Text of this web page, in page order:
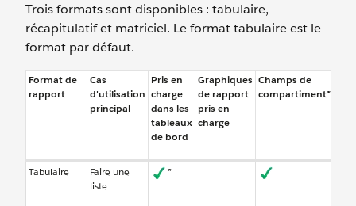
Trois formats sont disponibles : tabulaire,
récapitulatif et matriciel. Le format tabulaire est le
format par défaut.
Format de
rapport
Cas
d'utilisation
principal
Pris en
charge
dans les
tableaux
de bord
Graphiques
de rapport
pris en
charge
Champs de
compartiment**
Tabulaire
Faire une
liste
*